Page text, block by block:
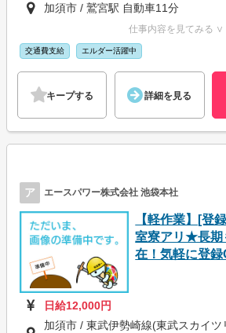
加須市 / 鷲宮駅 自動車11分
仕事内容を見てみる ∨
交通費支給 エルダー活躍中
キープする 詳細を見る
ア エースパワー株式会社 池袋本社
【軽作業】[登
室寮アリ★長期
在！気軽に登録
日給12,000円
加須市 / 東武伊勢崎線(東武スカイ